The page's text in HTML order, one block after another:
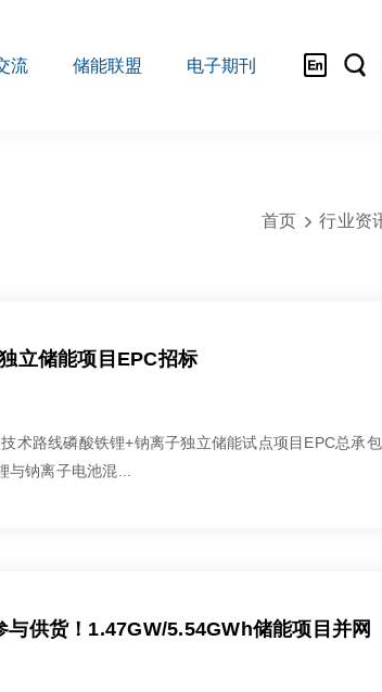
流 储能联盟 电子期刊 

首页  行业资
立储能项目EPC招标
术路线磷酸铁锂+钠离子独立储能试点项目EPC总承
钠离子电池混...
供货！1.47GW/5.54GWh储能项目并网